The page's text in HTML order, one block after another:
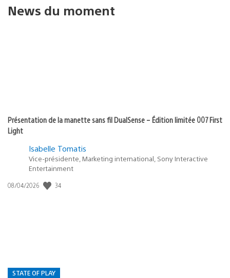
News du moment
Présentation de la manette sans fil DualSense – Édition limitée 007 First
Light
Isabelle Tomatis
Vice-présidente, Marketing international, Sony Interactive
Entertainment
Date
08/04/2026 34
STATE OF PLAY